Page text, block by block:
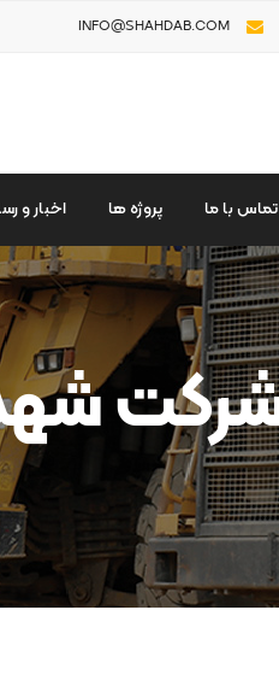
INFO@SHAHDAB.COM
تماس با ما پروژه ها اخبار و